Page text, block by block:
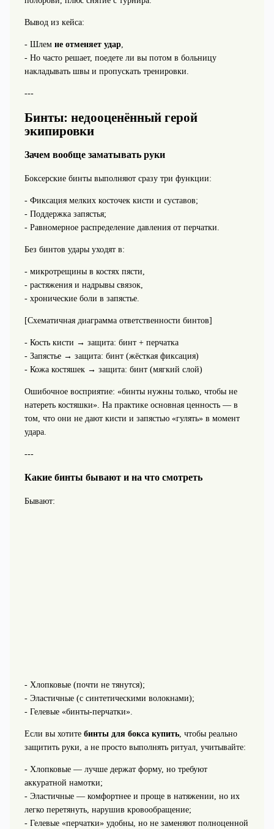
Вывод из кейса:
- Шлем не отменяет удар,
- Но часто решает, поедете ли вы потом в больницу
накладывать швы и пропускать тренировки.
---
Бинты: недооценённый герой
экипировки
Зачем вообще заматывать руки
Боксерские бинты выполняют сразу три функции:
- Фиксация мелких косточек кисти и суставов;
- Поддержка запястья;
- Равномерное распределение давления от перчатки.
Без бинтов удары уходят в:
- микротрещины в костях пясти,
- растяжения и надрывы связок,
- хронические боли в запястье.
[Схематичная диаграмма ответственности бинтов]
- Кость кисти → защита: бинт + перчатка
- Запястье → защита: бинт (жёсткая фиксация)
- Кожа костяшек → защита: бинт (мягкий слой)
Ошибочное восприятие: «бинты нужны только, чтобы не
натереть костяшки». На практике основная ценность — в
том, что они не дают кисти и запястью «гулять» в момент
удара.
---
Какие бинты бывают и на что смотреть
Бывают:
- Хлопковые (почти не тянутся);
- Эластичные (с синтетическими волокнами);
- Гелевые «бинты-перчатки».
Если вы хотите бинты для бокса купить, чтобы реально
защитить руки, а не просто выполнять ритуал, учитывайте:
- Хлопковые — лучше держат форму, но требуют
аккуратной намотки;
- Эластичные — комфортнее и проще в натяжении, но их
легко перетянуть, нарушив кровообращение;
- Гелевые «перчатки» удобны, но не заменяют полноценной